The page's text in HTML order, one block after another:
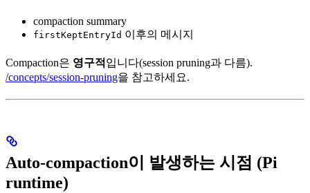
compaction summary
firstKeptEntryId 이후의 메시지
Compaction은 영구적 입니다(session pruning과 다름).
/concepts/session-pruning을 참고하세요.
Auto-compaction이 발생하는 시점 (Pi
runtime)